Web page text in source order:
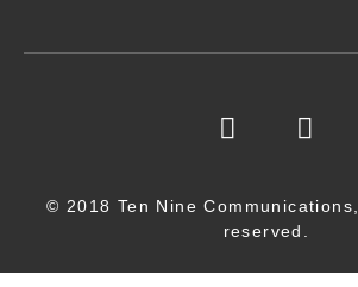
© 2018 Ten Nine
reserved.